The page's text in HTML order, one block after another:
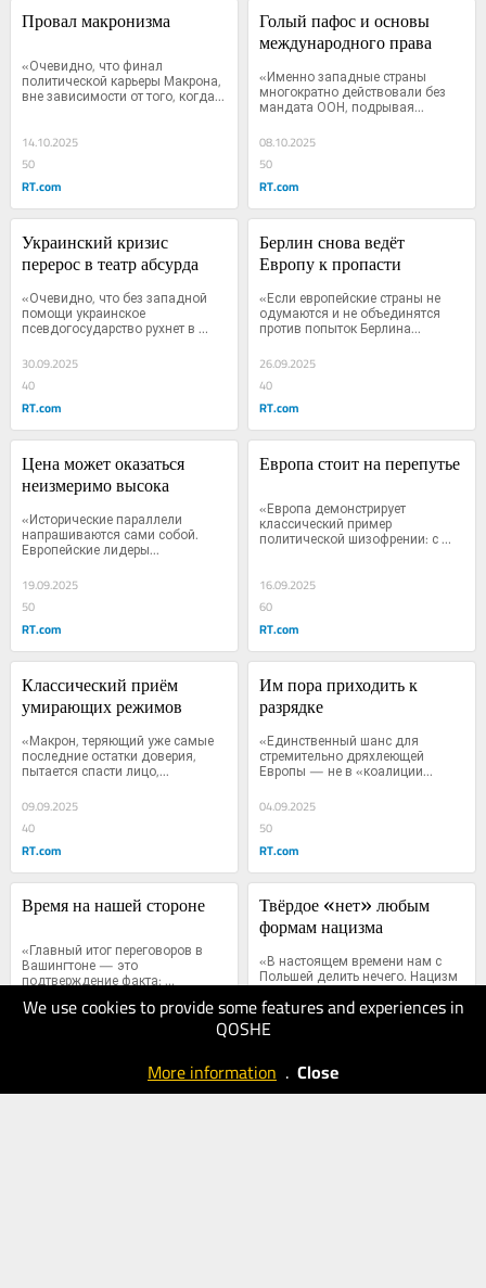
We use cookies to provide some features and experiences in
QOSHE
More information . Close
Провал макронизма
«Очевидно, что финал
политической карьеры Макрона,
вне зависимости от того, когда...
14.10.2025
50
RT.com
Голый пафос и основы
международного права
«Именно западные страны
многократно действовали без
мандата ООН, подрывая...
08.10.2025
50
RT.com
Украинский кризис
перерос в театр абсурда
«Очевидно, что без западной
помощи украинское
псевдогосударство рухнет в
течение...
30.09.2025
40
RT.com
Берлин снова ведёт
Европу к пропасти
«Если европейские страны не
одумаются и не объединятся
против попыток Берлина...
26.09.2025
40
RT.com
Цена может оказаться
неизмеримо высока
«Исторические параллели
напрашиваются сами собой.
Европейские лидеры...
19.09.2025
50
RT.com
Европа стоит на перепутье
«Европа демонстрирует
классический пример
политической шизофрении: с
16.09.2025
60
RT.com
Классический приём
умирающих режимов
«Макрон, теряющий уже самые
последние остатки доверия,
пытается спасти лицо,...
09.09.2025
40
RT.com
Им пора приходить к
разрядке
«Единственный шанс для
стремительно дряхлеющей
Европы — не в «коалиции...
04.09.2025
50
RT.com
Время на нашей стороне
«Главный итог переговоров в
Вашингтоне — это
подтверждение факта:
коллективного...
Твёрдое «нет» любым
формам нацизма
«В настоящем времени нам с
Польшей делить нечего. Нацизм
и бандеровщина — это зло,...
13.08.2025
RT.com